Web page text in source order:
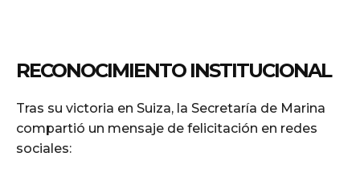
RECONOCIMIENTO INSTITUCIONAL
Tras su victoria en Suiza, la Secretaría de Marina
compartió un mensaje de felicitación en redes
sociales: